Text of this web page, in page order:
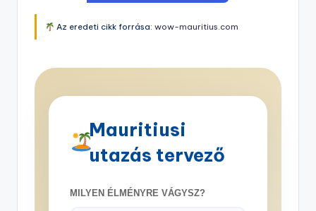
Az eredeti cikk forrása:wow-mauritius.com
Mauritiusi
utazás tervező
MILYEN ÉLMÉNYRE VÁGYSZ?